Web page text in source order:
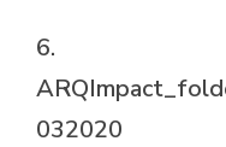
6.
032020